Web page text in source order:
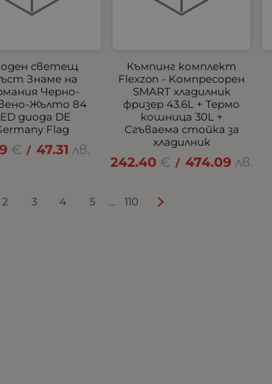
светещ
Знаме на
Черно-
Жълто 84
диода DE
Flag
€ / 47.31 лв.
Къмпинг комплект
Flexzon - Kомпресорен
SMART хладилник
фризер 43.6L + Термо
кошница 30L +
Сгъваема стойка за
хладилник
242.40 € / 474.09 лв.
2 3 4 5 ... 110